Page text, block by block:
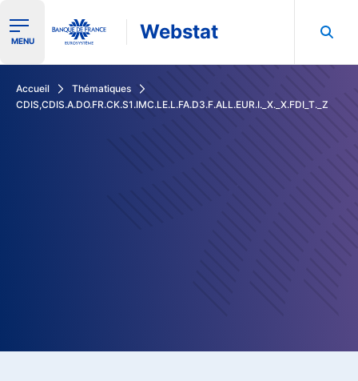
Ouvrir le menu de navigation
MENU Webstat
Accueil
Thématiques
CDIS,CDIS.A.DO.FR.CK.S1.IMC.LE.L.FA.D3.F.ALL.EUR.I._X._X.FDI_T._Z